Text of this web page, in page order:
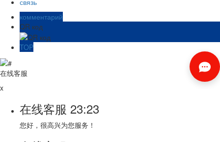
комментарий
QR код
TOP
在线客服
x
在线客服 23:23
您好，很高兴为您服务！